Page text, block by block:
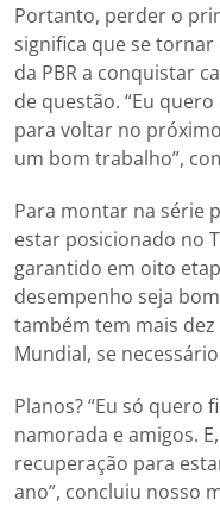
Portanto, perder o
significa que se
da PBR a conquistar
de questão. “Eu
para voltar no
um bom trabalho”,
Para montar na série
estar posicionado no
garantido em oito
desempenho seja
também tem mais
Mundial, se
Planos? “Eu só quero
namorada e amigos.
recuperação para
ano”, concluiu nosso